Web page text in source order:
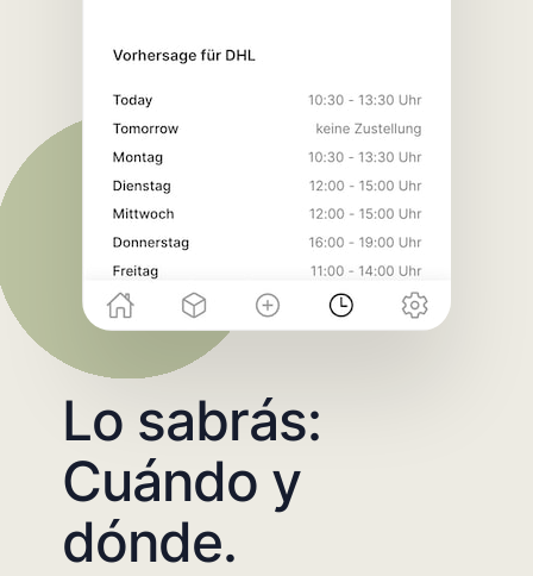
Lo sabrás:
Cuándo y
dónde.